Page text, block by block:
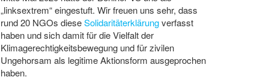
„linksextrem“ eingestuft. Wir freuen uns sehr, dass
rund 20 NGOs dieseSolidaritäterklärungverfasst
haben und sich damit für die Vielfalt der
Klimagerechtigkeitsbewegung und für zivilen
Ungehorsam als legitime Aktionsform ausgeprochen
haben.